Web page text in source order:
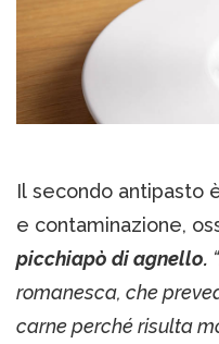
Il secondo antipasto
e contaminazione,
picchiapò di agnello.
romanesca, che
carne perché risulta